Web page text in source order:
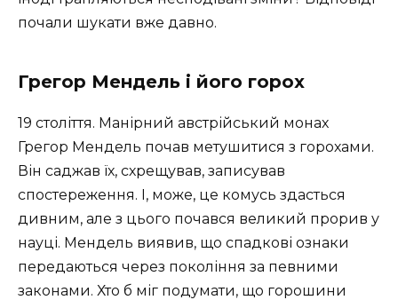
почали шукати вже давно.
Грегор Мендель і його горох
19 століття. Манірний австрійський монах
Грегор Мендель почав метушитися з горохами.
Він саджав їх, схрещував, записував
спостереження. І, може, це комусь здасться
дивним, але з цього почався великий прорив у
науці. Мендель виявив, що спадкові ознаки
передаються через покоління за певними
законами. Хто б міг подумати, що горошини